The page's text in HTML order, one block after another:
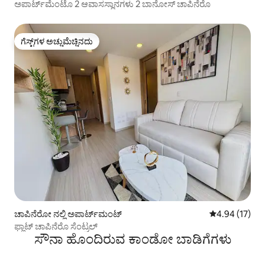
ಅಪಾರ್ಟ್‌ಮೆಂಟೊ 2 ಆವಾಸಸ್ಥಾನಗಳು 2 ಬಾನೋಸ್ ಚಾಪಿನೆರೊ
ಗೆಸ್ಟ್‌ಗಳ ಅಚ್ಚುಮೆಚ್ಚಿನದು
ಗೆಸ್ಟ್‌ಗಳ ಅಚ್ಚುಮೆಚ್ಚಿನದು
ಚಾಪಿನೆರೋ ನಲ್ಲಿ ಅಪಾರ್ಟ್‌ಮಂಟ್ 5 ರಲ್ಲಿ 4.94
4.94 (17)
ಫ್ಲಾಟ್ ಚಾಪಿನೆರೊ ಸೆಂಟ್ರಲ್
ಸೌನಾ ಹೊಂದಿರುವ ಕಾಂಡೋ ಬಾಡಿಗೆಗಳು